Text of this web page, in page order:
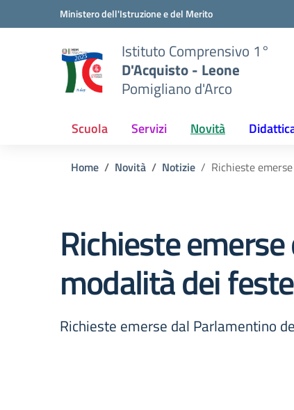
Vai ai contenuti
Vai al menu di navigazioneMinistero dell'Istruzione e del Merito
Istituto Comprensivo 1°
D'Acquisto - Leone
Pomigliano d'Arco
Scuola Servizi Novità
Home Novità Notizie Richieste
Richieste
modalità dei
Richieste emerse dal Parlamentino